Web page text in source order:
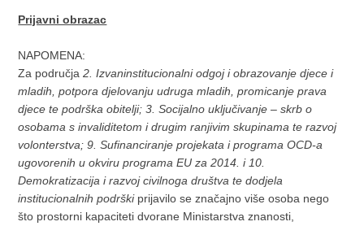
Prijavni obrazac
NAPOMENA:
Za područja2. Izvaninstitucionalni odgoj i obrazovanje djece i
mladih, potpora djelovanju udruga mladih, promicanje prava
djece te podrška obitelji; 3. Socijalno uključivanje – skrb o
osobama s invaliditetom i drugim ranjivim skupinama te razvoj
volonterstva; 9. Sufinanciranje projekata i programa OCD-a
ugovorenih u okviru programa EU za 2014. i 10.
Demokratizacija i razvoj civilnoga društva te dodjela
institucionalnih podrški prijavilo se značajno više osoba nego
što prostorni kapaciteti dvorane Ministarstva znanosti,